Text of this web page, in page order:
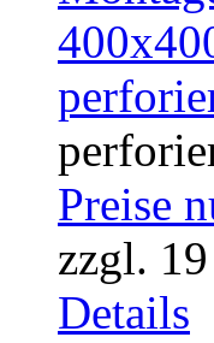
Preise
zzgl.
Details